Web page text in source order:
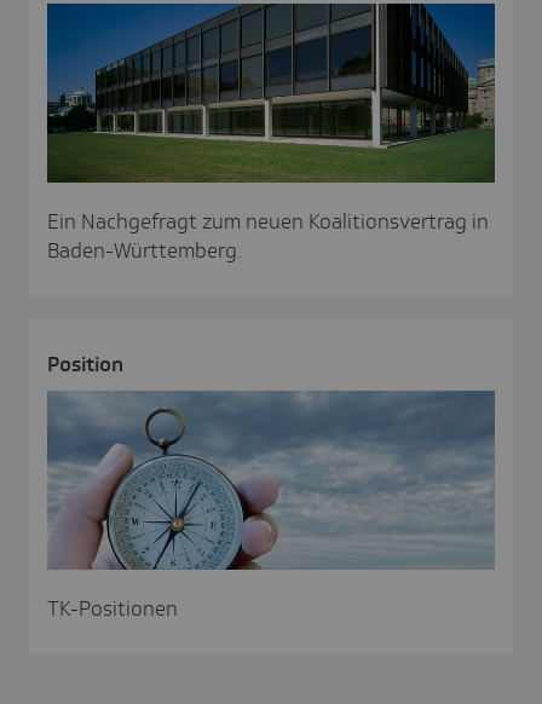
Ein Nachgefragt zum neuen Koalitionsvertrag in
Baden-Württemberg.
Posi­tion
TK-Positionen